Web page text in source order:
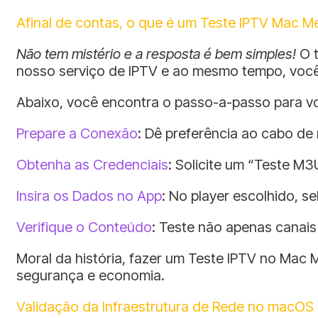
Afinal de contas, o que é um Teste IPTV Mac
Não tem mistério e a resposta é bem simples! O
nosso serviço de IPTV e ao mesmo tempo,
Abaixo, você encontra o passo-a-passo para
Prepare a Conexão: Dê preferência ao cabo de
Obtenha as Credenciais: Solicite um “Teste
Insira os Dados no App: No player escolhido,
Verifique o Conteúdo: Teste não apenas
Moral da história, fazer um Teste IPTV no
segurança e economia.
Validação da Infraestrutura de Rede no macOS